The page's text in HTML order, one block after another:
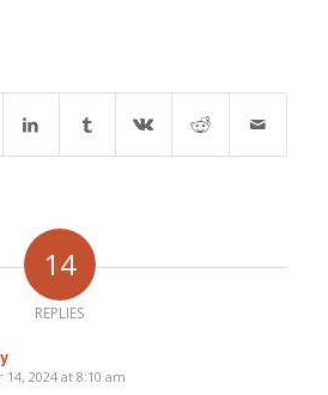
14
REPLIES
2024 at 8:10 am